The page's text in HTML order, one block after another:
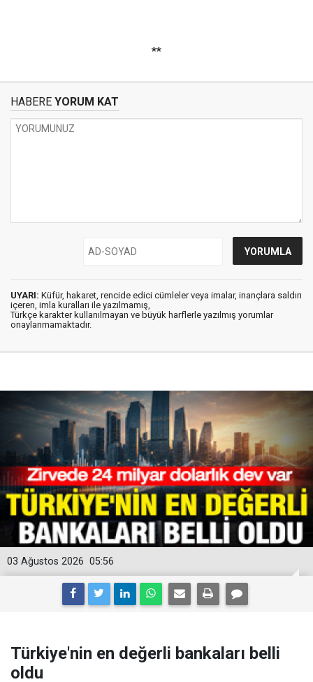
**
HABERE YORUM KAT
UYARI: Küfür, hakaret, rencide edici cümleler veya imalar, inançlara saldırı
içeren, imla kuralları ile yazılmamış,
Türkçe karakter kullanılmayan ve büyük harflerle yazılmış yorumlar
onaylanmamaktadır.
05:56
03 Ağustos 2026
Türkiye'nin en değerli bankaları belli
oldu